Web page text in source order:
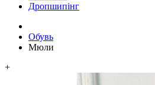
Дропшипінг
Обувь
Мюли
+